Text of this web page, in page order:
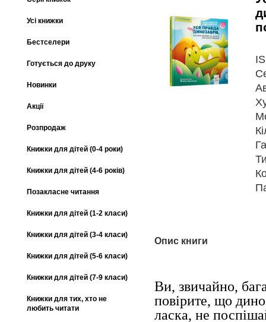
Усі книжки
Бестселери
Готується до друку
Новинки
Акції
Розпродаж
Книжки для дітей (0-4 роки)
Книжки для дітей (4-6 років)
Позакласне читання
Книжки для дітей (1-2 класи)
Книжки для дітей (3-4 класи)
Книжки для дітей (5-6 класи)
Книжки для дітей (7-9 класи)
Книжки для тих, хто не
любить читати
Опис книги
Ви, звичайно,
повірите, що
ласка, не